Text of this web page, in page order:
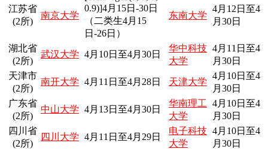
江苏省
(2所)
南京大学
0.9)]4月15日-30日
（二类生4月15
日-26日）
东南大学
4月12日至4
月30日
湖北省
(2所)
武汉大学 4月10日至4月30日
华中科技
大学
4月11日至4
月30日
天津市
(2所)
南开大学 4月11日至4月28日 天津大学
4月10日至4
月30日
广东省
(2所)
中山大学 4月13日至4月30日
华南理工
大学
4月10日至4
月30日
四川省
(2所)
四川大学 4月11日至4月29日
电子科技
大学
4月10日至4
月30日